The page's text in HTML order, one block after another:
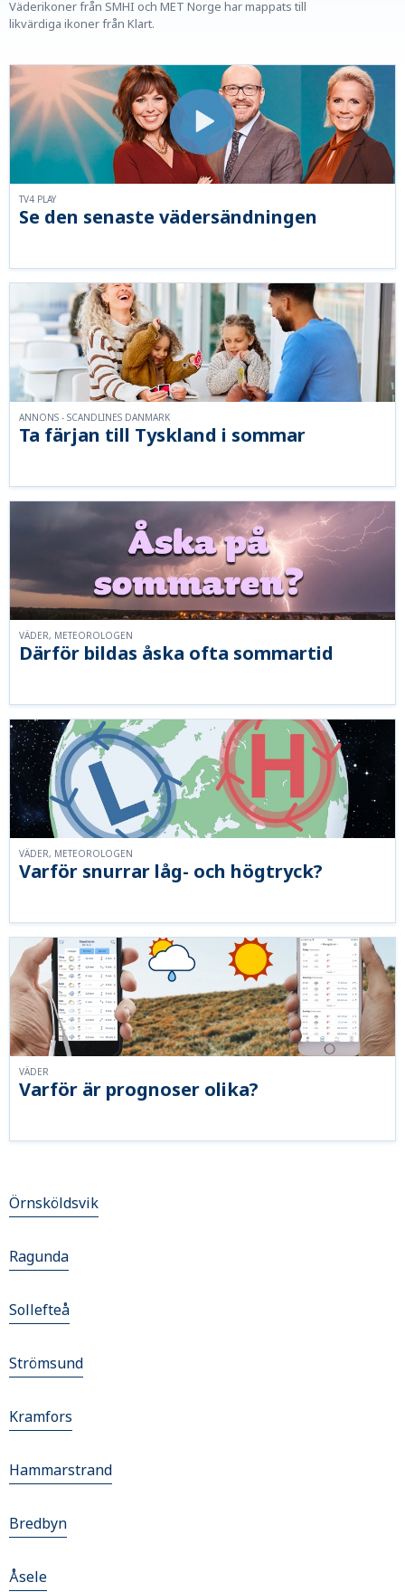
Väderikoner från SMHI och MET Norge har mappats till
likvärdiga ikoner från Klart.
Se den senaste vädersändningen
TV4 PLAY
Ta färjan till Tyskland i sommar
ANNONS - SCANDLINES DANMARK
Därför bildas åska ofta sommartid
VÄDER, METEOROLOGEN
Varför snurrar låg- och högtryck?
VÄDER, METEOROLOGEN
Varför är prognoser olika?
VÄDER
Örnsköldsvik
Ragunda
Sollefteå
Strömsund
Kramfors
Hammarstrand
Bredbyn
Åsele